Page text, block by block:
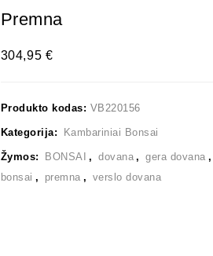
Premna
304,95 €
Produkto kodas: VB220156
Kategorija: Kambariniai Bonsai
Žymos: BONSAI , dovana , gera dovana ,
bonsai , premna , verslo dovana